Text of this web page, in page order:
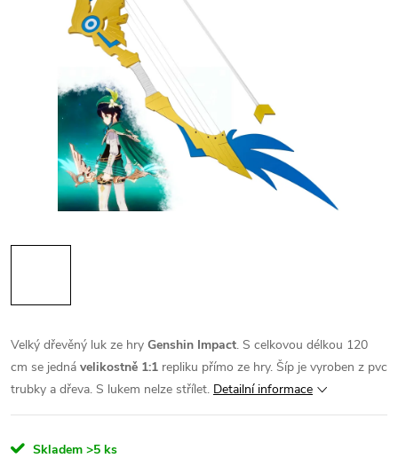
Velký dřevěný luk ze hry Genshin Impact. S celkovou délkou 120
cm se jedná velikostně 1:1 repliku přímo ze hry. Šíp je vyroben z pvc
trubky a dřeva. S lukem nelze střílet. Detailní informace
Skladem >5 ks